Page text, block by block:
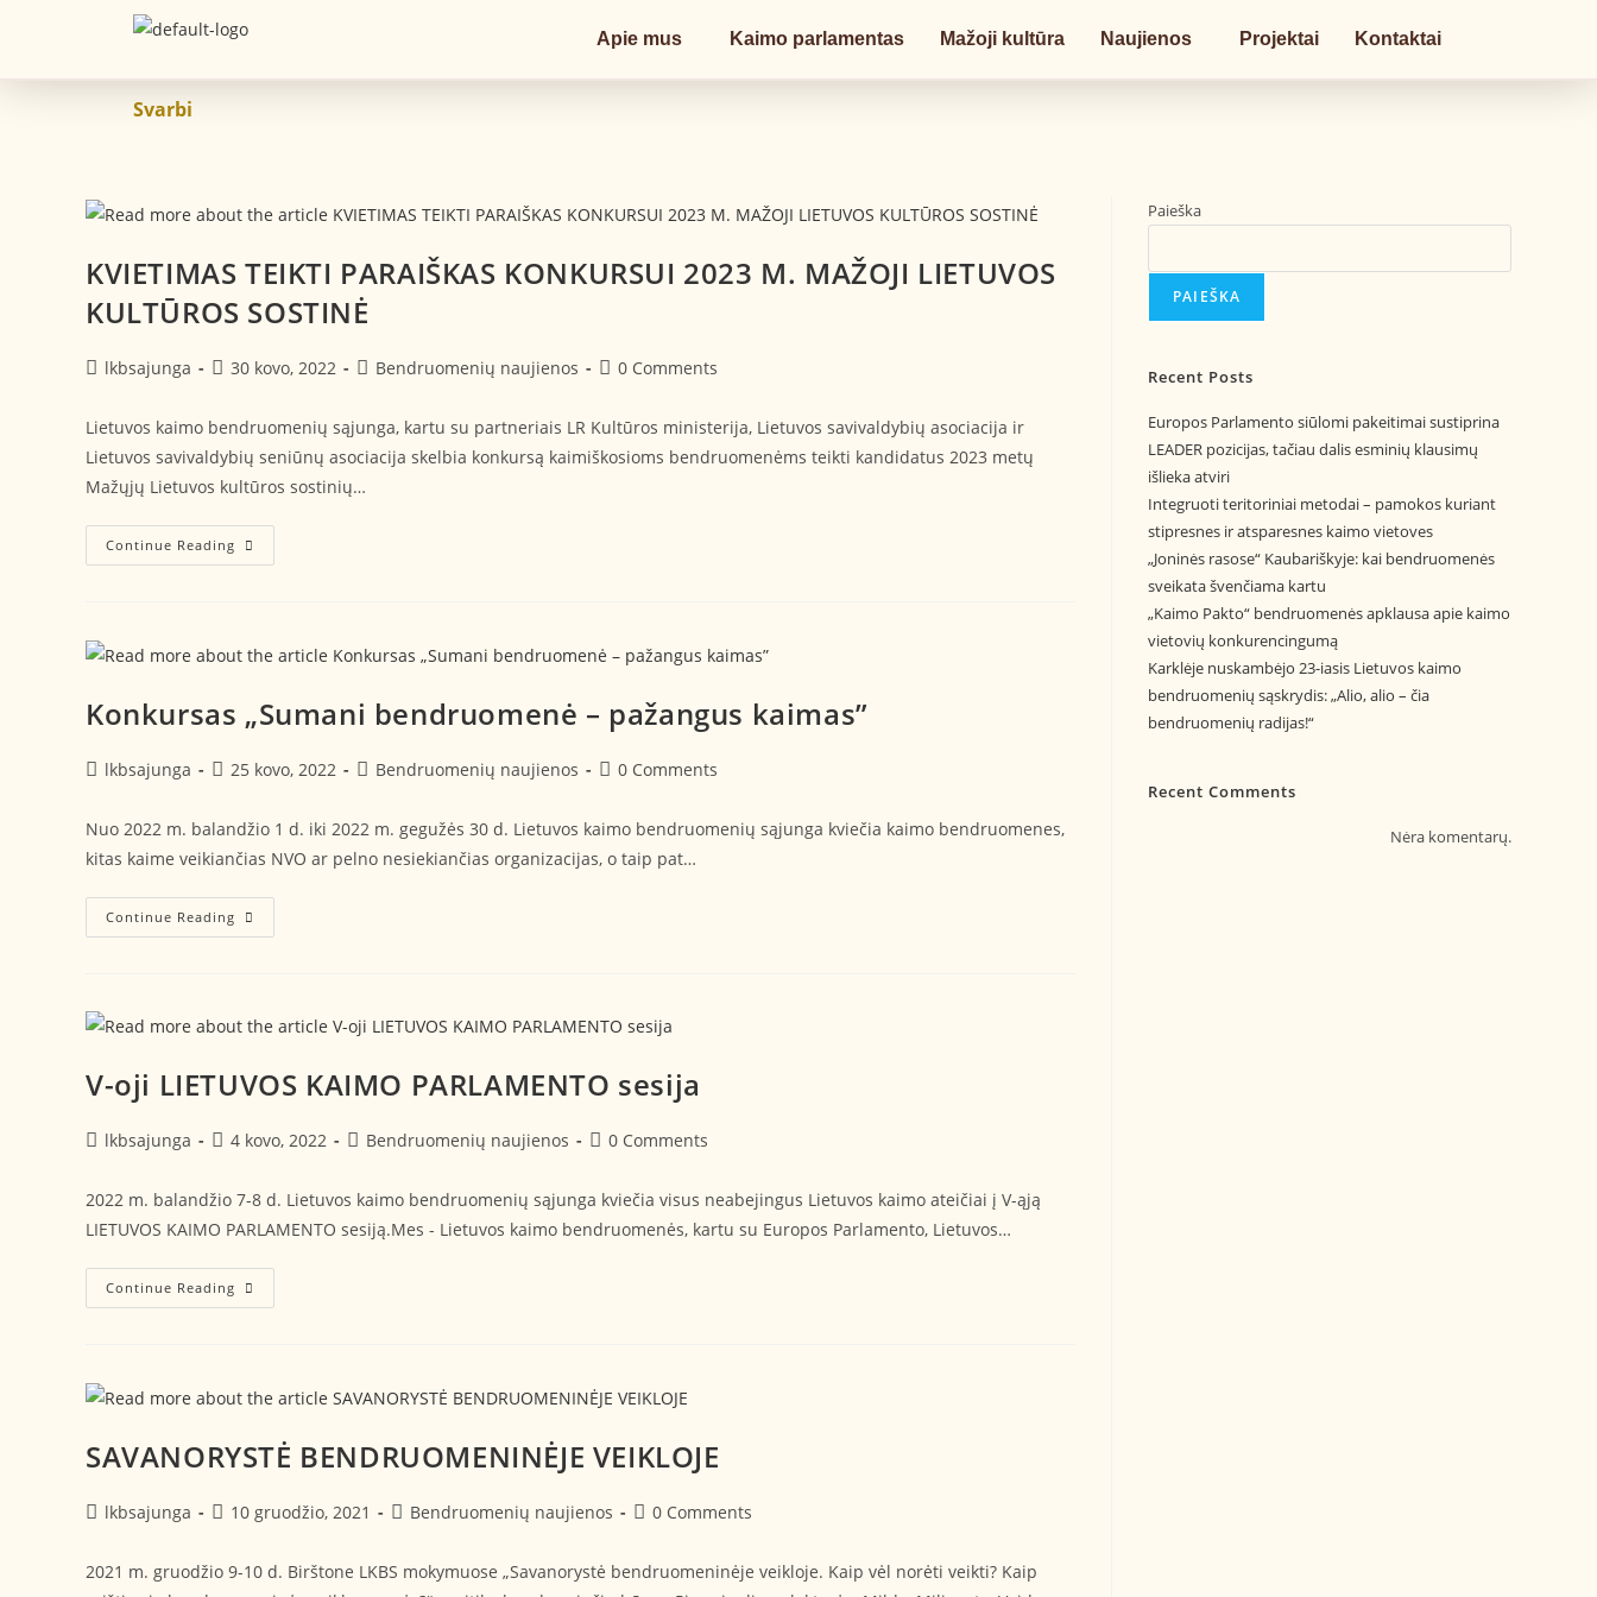
Apie mus Kaimo parlamentas Mažoji kultūra Naujienos Projektai Kontaktai
Svarbi
KVIETIMAS TEIKTI PARAIŠKAS KONKURSUI 2023 M. MAŽOJI LIETUVOS
KULTŪROS SOSTINĖ
lkbsajunga 30 kovo, 2022 Bendruomenių naujienos 0 Comments
Lietuvos kaimo bendruomenių sąjunga, kartu su partneriais LR Kultūros ministerija, Lietuvos savivaldybių asociacija ir
Lietuvos savivaldybių seniūnų asociacija skelbia konkursą kaimiškosioms bendruomenėms teikti kandidatus 2023 metų
Mažųjų Lietuvos kultūros sostinių…
Continue Reading
Konkursas „Sumani bendruomenė – pažangus kaimas”
lkbsajunga 25 kovo, 2022 Bendruomenių naujienos 0 Comments
Nuo 2022 m. balandžio 1 d. iki 2022 m. gegužės 30 d. Lietuvos kaimo bendruomenių sąjunga kviečia kaimo bendruomenes,
kitas kaime veikiančias NVO ar pelno nesiekiančias organizacijas, o taip pat…
Continue Reading
V-oji LIETUVOS KAIMO PARLAMENTO sesija
lkbsajunga 4 kovo, 2022 Bendruomenių naujienos 0 Comments
2022 m. balandžio 7-8 d. Lietuvos kaimo bendruomenių sąjunga kviečia visus neabejingus Lietuvos kaimo ateičiai į V-ąją
LIETUVOS KAIMO PARLAMENTO sesiją.Mes - Lietuvos kaimo bendruomenės, kartu su Europos Parlamento, Lietuvos…
Continue Reading
SAVANORYSTĖ BENDRUOMENINĖJE VEIKLOJE
lkbsajunga 10 gruodžio, 2021 Bendruomenių naujienos 0 Comments
2021 m. gruodžio 9-10 d. Birštone LKBS mokymuose „Savanorystė bendruomeninėje veikloje. Kaip vėl norėti veikti? Kaip
Paieška
PAIEŠKA
Recent Posts
Europos Parlamento siūlomi pakeitimai sustiprina
LEADER pozicijas, tačiau dalis esminių klausimų
išlieka atviri
Integruoti teritoriniai metodai – pamokos kuriant
stipresnes ir atsparesnes kaimo vietoves
„Joninės rasose“ Kaubariškyje: kai bendruomenės
sveikata švenčiama kartu
„Kaimo Pakto“ bendruomenės apklausa apie kaimo
vietovių konkurencingumą
Karklėje nuskambėjo 23-iasis Lietuvos kaimo
bendruomenių sąskrydis: „Alio, alio – čia
bendruomenių radijas!“
Recent Comments
Nėra komentarų.